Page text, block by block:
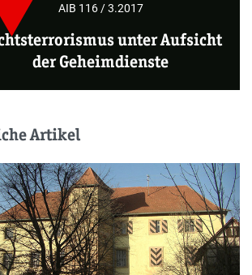
AIB 116 / 3.2017
unter Aufsicht
der Geheimdienste
Artikel